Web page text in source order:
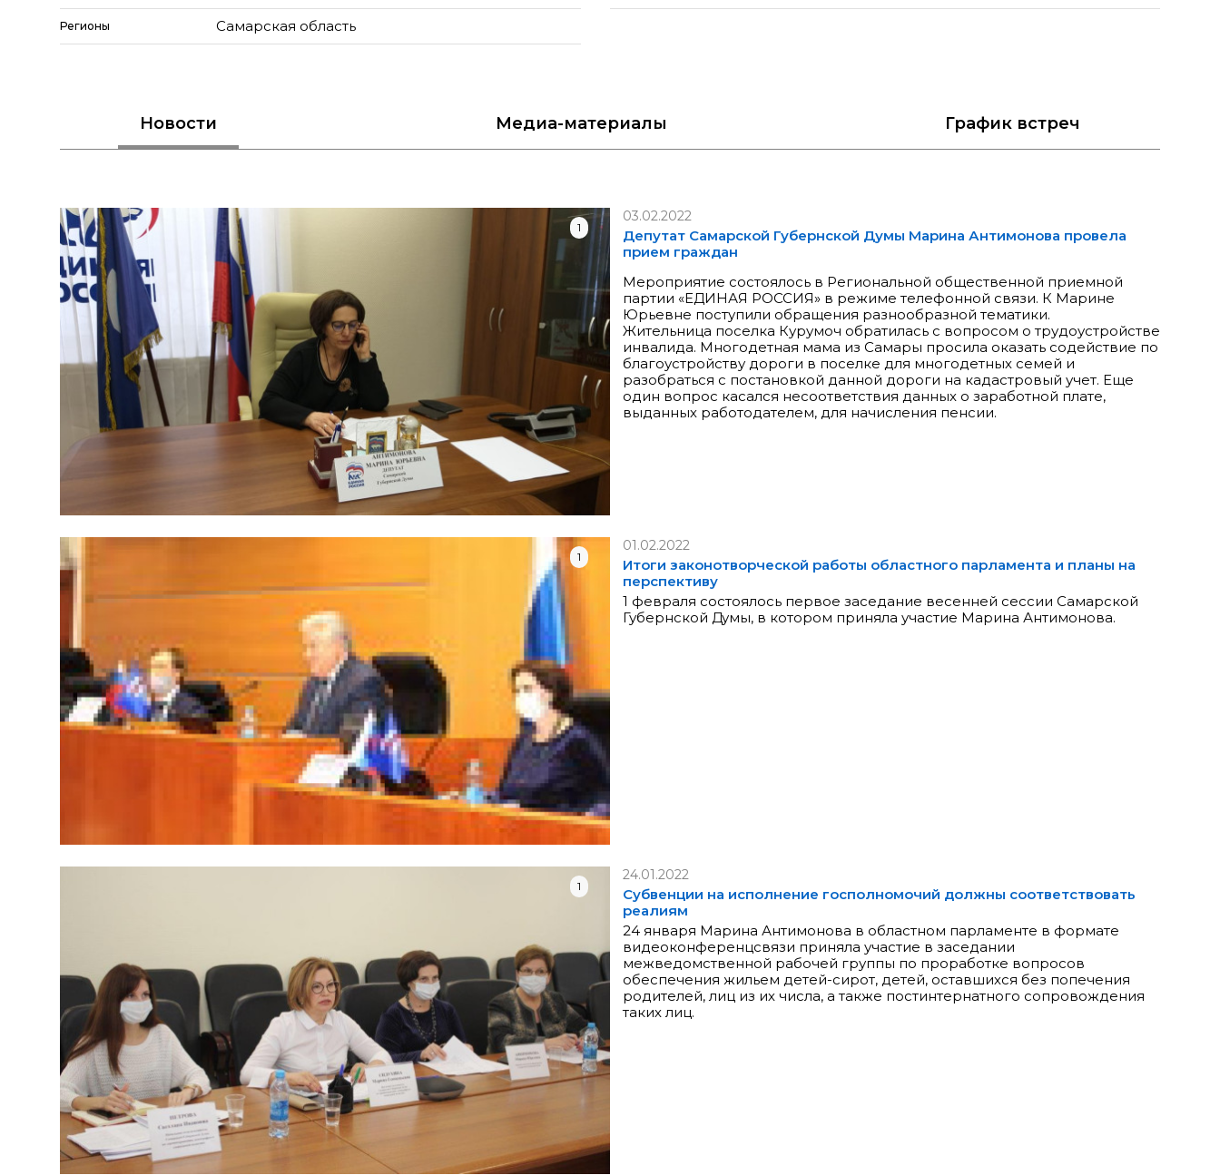
Регионы Самарская область
Новости Медиа-материалы График встреч
1
03.02.2022
Депутат Самарской Губернской Думы Марина Антимонова провела
прием граждан
Мероприятие состоялось в Региональной общественной приемной
партии «ЕДИНАЯ РОССИЯ» в режиме телефонной связи. К Марине
Юрьевне поступили обращения разнообразной тематики.
Жительница поселка Курумоч обратилась с вопросом о трудоустройстве
инвалида. Многодетная мама из Самары просила оказать содействие по
благоустройству дороги в поселке для многодетных семей и
разобраться с постановкой данной дороги на кадастровый учет. Еще
один вопрос касался несоответствия данных о заработной плате,
выданных работодателем, для начисления пенсии.
1
01.02.2022
Итоги законотворческой работы областного парламента и планы на
перспективу
1 февраля состоялось первое заседание весенней сессии Самарской
Губернской Думы, в котором приняла участие Марина Антимонова.
1
24.01.2022
Субвенции на исполнение госполномочий должны соответствовать
реалиям
24 января Марина Антимонова в областном парламенте в формате
видеоконференцсвязи приняла участие в заседании
межведомственной рабочей группы по проработке вопросов
обеспечения жильем детей-сирот, детей, оставшихся без попечения
родителей, лиц из их числа, а также постинтернатного сопровождения
таких лиц.